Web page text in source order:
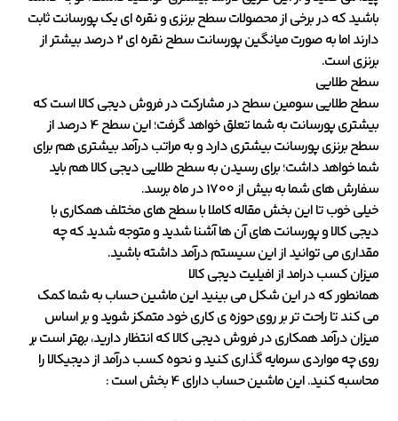
باشید که در برخی از محصولات سطح برنزی و نقره ای یک پورسانت ثابت
دارند اما به صورت میانگین پورسانت سطح نقره ای 2 درصد بیشتر از
برنزی است.
سطح طلایی
سطح طلایی سومین سطح در مشارکت در فروش دیجی کالا است که
بیشتری پورسانت به شما تعلق خواهد گرفت؛ این سطح 4 درصد از
سطح برنزی پورسانت بیشتری دارد و به مراتب درآمد بیشتری هم برای
شما خواهد داشت؛ برای رسیدن به سطح طلایی دیجی کالا هم باید
سفارش های شما به بیش از 1700 در ماه برسد.
خیلی خوب تا این بخش مقاله کاملا با سطح های مختلف همکاری با
دیجی کالا و پورسانت های آن ها آشنا شدید و متوجه شدید که چه
مقداری می توانید از این سیستم درآمد داشته باشید.
میزان کسب درامد از افیلیت دیجی کالا
همانطور که در این شکل می بینید این ماشین حساب به شما کمک
می کند تا راحت تر بر روی حوزه ی کاری خود متمکز شوید و بر اساس
میزان درآمد همکاری در فروش دیجی کالا که انتظار دارید، بهتر است بر
روی چه مواردی سرمایه گذاری کنید و نحوه کسب درآمد از دیجیکالا را
محاسبه کنید. این ماشین حساب دارای 4 بخش است :